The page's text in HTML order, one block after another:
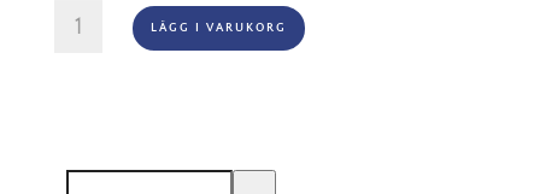
Amsterdam
Akryl
mängd
LÄGG I VARUKORG